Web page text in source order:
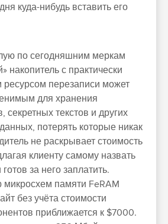
куда-нибудь вставить его
по сегодняшним меркам
накопитель с практически
перезаписи может
для хранения
секретных текстов и других
потерять которые никак
не раскрывает стоимость
клиенту самому назвать
за него заплатить.
микросхем памяти FeRAM
без учёта стоимости
приближается к $7000.